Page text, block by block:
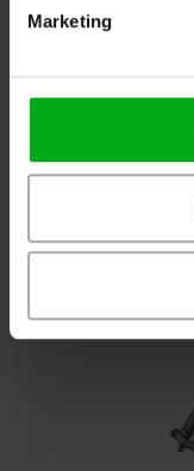
Marketing
Osram |
gasontladingslamp
Levertijd op